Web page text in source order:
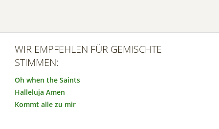
WIR EMPFEHLEN FÜR GEMISCHTE
STIMMEN:
Oh when the Saints
Halleluja Amen
Kommt alle zu mir